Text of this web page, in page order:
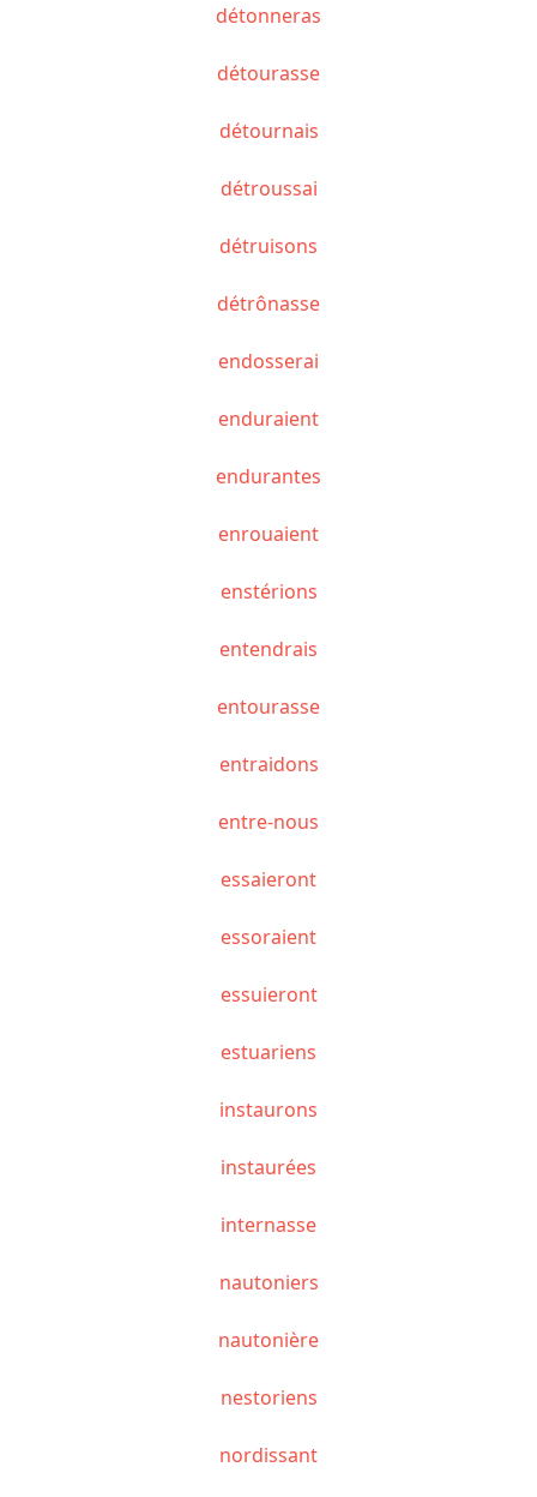
détonneras
détourasse
détournais
détroussai
détruisons
détrônasse
endosserai
enduraient
endurantes
enrouaient
enstérions
entendrais
entourasse
entraidons
entre-nous
essaieront
essoraient
essuieront
estuariens
instaurons
instaurées
internasse
nautoniers
nautonière
nestoriens
nordissant